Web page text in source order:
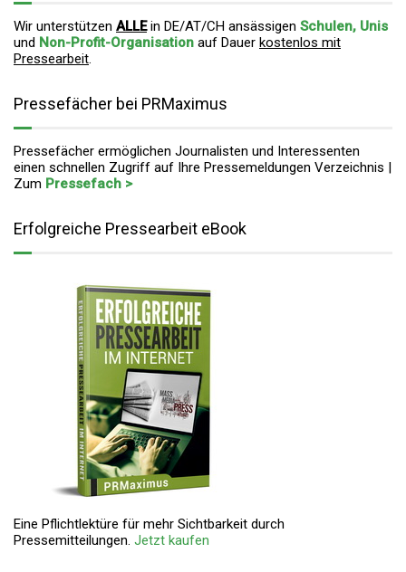
Wir unterstützen ALLEin DE/AT/CH ansässigen Schulen, Unis
und Non-Profit-Organisation auf Dauer kostenlos mit
Pressearbeit.
Pressefächer bei PRMaximus
Pressefächer ermöglichen Journalisten und Interessenten
einen schnellen Zugriff auf Ihre Pressemeldungen Verzeichnis |
Zum Pressefach >
Erfolgreiche Pressearbeit eBook
Eine Pflichtlektüre für mehr Sichtbarkeit durch
Pressemitteilungen. Jetzt kaufen